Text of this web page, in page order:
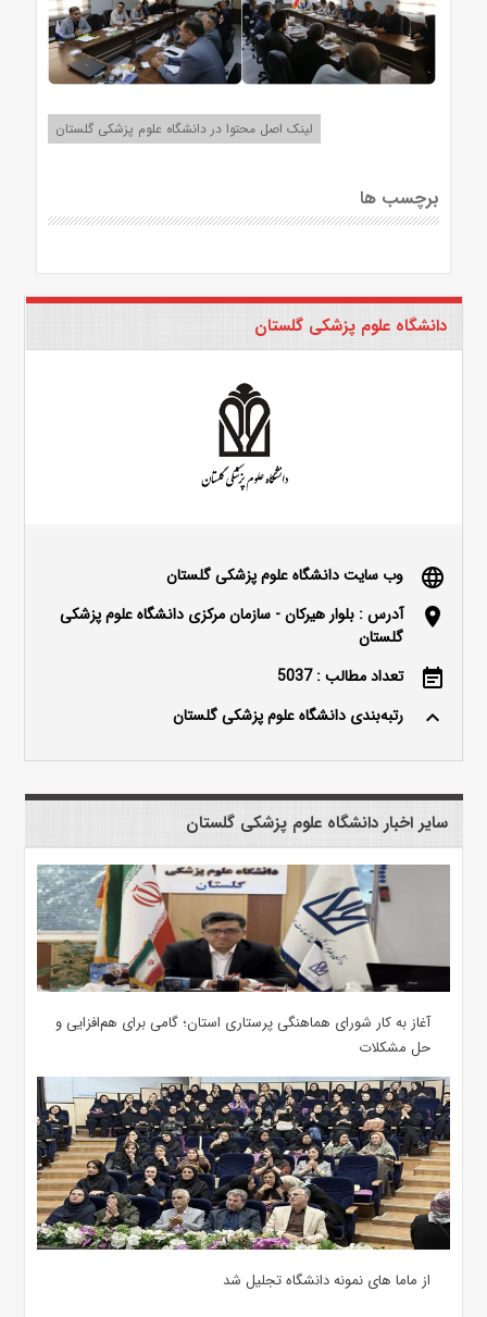
لینک اصل محتوا در دانشگاه علوم پزشکی گلستان
برچسب ها
دانشگاه علوم پزشکی گلستان
language وب سایت دانشگاه علوم پزشکی گلستان
location_on
آدرس : بلوار هیرکان - سازمان مرکزی دانشگاه علوم پزشکی
گلستان
event_note تعداد مطالب : 5037
keyboard_arrow_up رتبه‌بندی دانشگاه علوم پزشکی گلستان
سایر اخبار دانشگاه علوم پزشکی گلستان
آغاز به کار شورای هماهنگی پرستاری استان؛ گامی برای هم‌افزایی و
حل مشکلات
از ماما های نمونه دانشگاه تجلیل شد